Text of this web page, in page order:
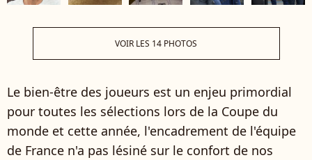
VOIR LES 14 PHOTOS
Le bien-être des joueurs est un enjeu primordial
pour toutes les sélections lors de la Coupe du
monde et cette année, l'encadrement de l'équipe
de France n'a pas lésiné sur le confort de nos